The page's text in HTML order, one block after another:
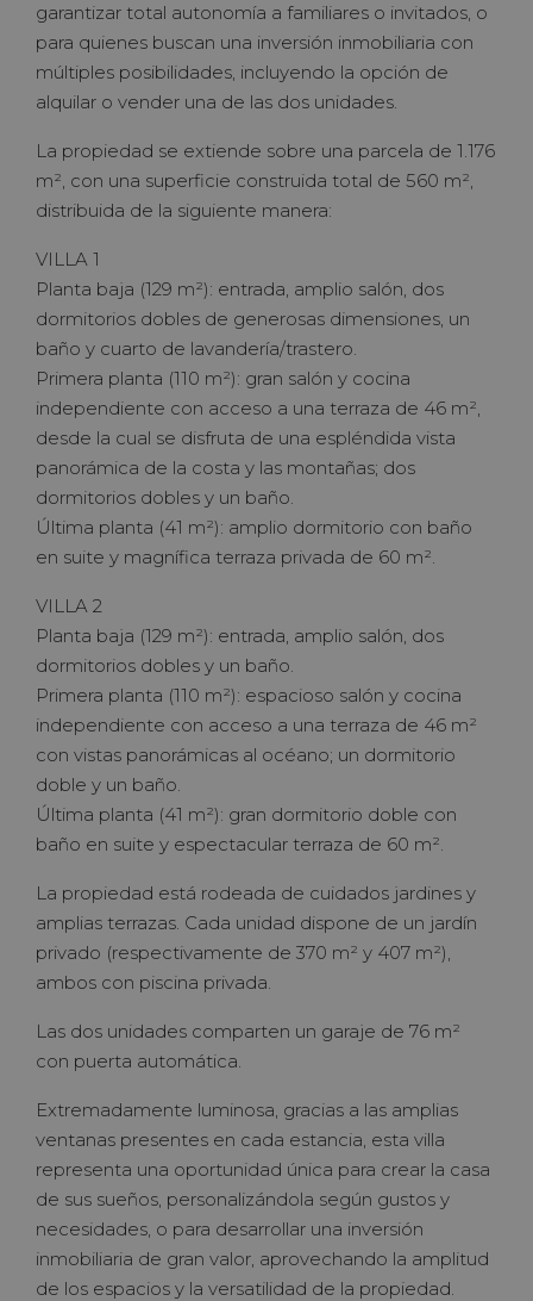
garantizar total autonomía a familiares o invitados, o
para quienes buscan una inversión inmobiliaria con
múltiples posibilidades, incluyendo la opción de
alquilar o vender una de las dos unidades.
La propiedad se extiende sobre una parcela de 1.176
m², con una superficie construida total de 560 m²,
distribuida de la siguiente manera:
VILLA 1
Planta baja (129 m²): entrada, amplio salón, dos
dormitorios dobles de generosas dimensiones, un
baño y cuarto de lavandería/trastero.
Primera planta (110 m²): gran salón y cocina
independiente con acceso a una terraza de 46 m²,
desde la cual se disfruta de una espléndida vista
panorámica de la costa y las montañas; dos
dormitorios dobles y un baño.
Última planta (41 m²): amplio dormitorio con baño
en suite y magnífica terraza privada de 60 m².
VILLA 2
Planta baja (129 m²): entrada, amplio salón, dos
dormitorios dobles y un baño.
Primera planta (110 m²): espacioso salón y cocina
independiente con acceso a una terraza de 46 m²
con vistas panorámicas al océano; un dormitorio
doble y un baño.
Última planta (41 m²): gran dormitorio doble con
baño en suite y espectacular terraza de 60 m².
La propiedad está rodeada de cuidados jardines y
amplias terrazas. Cada unidad dispone de un jardín
privado (respectivamente de 370 m² y 407 m²),
ambos con piscina privada.
Las dos unidades comparten un garaje de 76 m²
con puerta automática.
Extremadamente luminosa, gracias a las amplias
ventanas presentes en cada estancia, esta villa
representa una oportunidad única para crear la casa
de sus sueños, personalizándola según gustos y
necesidades, o para desarrollar una inversión
inmobiliaria de gran valor, aprovechando la amplitud
de los espacios y la versatilidad de la propiedad.